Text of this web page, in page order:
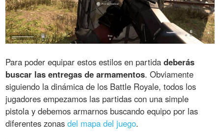
Para poder equipar estos estilos en partidadeberás
buscar las entregas de armamentos. Obviamente
siguiendo la dinámica de los Battle Royale, todos los
jugadores empezamos las partidas con una simple
pistola y debemos armarnos buscando equipo por las
diferentes zonasdel mapa del juego.